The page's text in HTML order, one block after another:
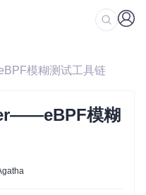
模糊测试工具链
模糊